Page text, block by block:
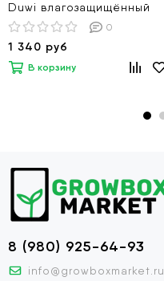
Duwi влагозащищённый
0
1 340 руб
В корзину
8 (980) 925-64-93
info@growboxmarket.ru